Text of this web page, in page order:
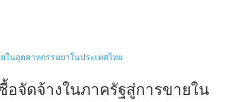
จัดจ้างในภาครัฐสู่การขายใน